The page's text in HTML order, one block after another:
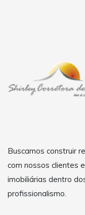
Buscamos construir
com nossos clientes
imobiliárias dentro
profissionalismo.